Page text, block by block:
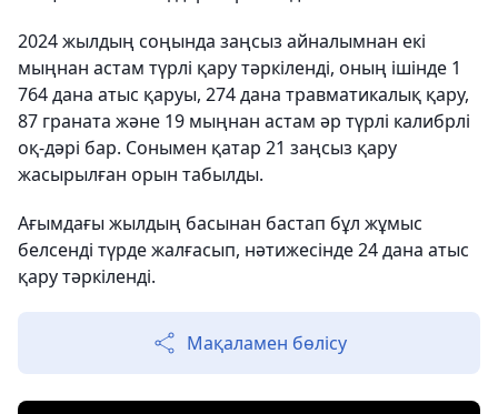
2024 жылдың соңында заңсыз айналымнан екі
мыңнан астам түрлі қару тәркіленді, оның ішінде 1
764 дана атыс қаруы, 274 дана травматикалық қару,
87 граната және 19 мыңнан астам әр түрлі калибрлі
оқ-дәрі бар. Сонымен қатар 21 заңсыз қару
жасырылған орын табылды.
Ағымдағы жылдың басынан бастап бұл жұмыс
белсенді түрде жалғасып, нәтижесінде 24 дана атыс
қару тәркіленді.
Мақаламен бөлісу